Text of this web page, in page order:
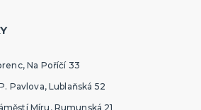
Na Poříčí 33
Pavlova, Lublaňská 52
Míru, Rumunská 21